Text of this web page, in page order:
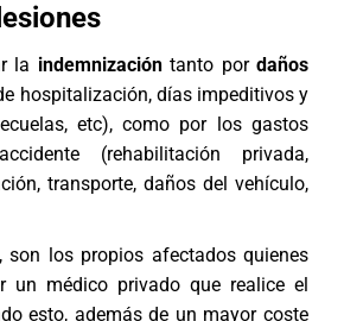
la indemnizacióntanto pordaños
hospitalización, días impeditivos y
etc), como por los gastos
(rehabilitación privada,
transporte, daños del vehículo,
son los propios afectados quienes
un médico privado que realice el
esto, además de un mayor coste